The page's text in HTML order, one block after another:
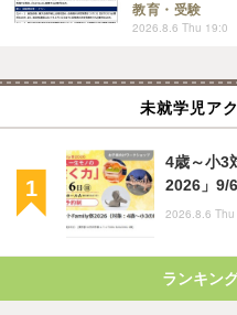
教育・受験
2026.8.6 Thu 19:0
未就学児ア
4歳～小3
2026」9/
2026.8.6
ランキン